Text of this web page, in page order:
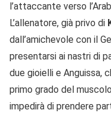
l’attaccante verso
L’allenatore, già privo di
dall’amichevole con il
presentarsi ai nastri di
due gioielli e Anguissa,
primo grado del
impedirà di prendere